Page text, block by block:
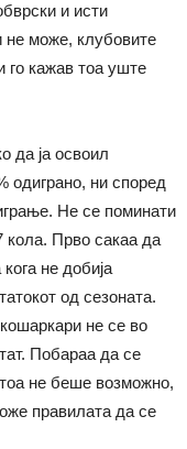
и исти
не може, клубовите
го кажав тоа уште
да ја освоил
одиграно, ни според
Не се поминати
кола. Прво сакаа да
не добија
од сезоната.
не се во
Побараа да се
не беше возможно,
правилата да се